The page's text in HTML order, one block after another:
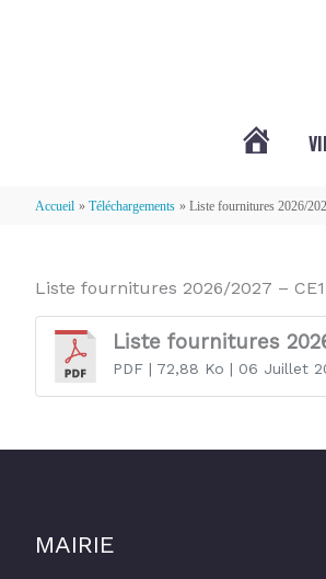
Accueil Téléchargements Liste fournitures 2026/
Liste fournitures 2026/2027 – CE1
Liste fournitures
PDF | 72,88 Ko | 06 Juillet
MAIRIE